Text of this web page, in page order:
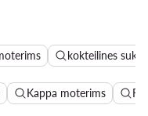
kokteilines
Kappa moterims